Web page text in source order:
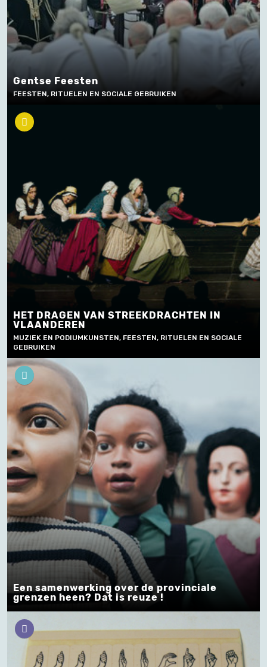
Gentse Feesten
FEESTEN, RITUELEN EN SOCIALE GEBRUIKEN
HET DRAGEN VAN STREEKDRACHTEN IN
VLAANDEREN
MUZIEK EN PODIUMKUNSTEN, FEESTEN, RITUELEN EN SOCIALE
GEBRUIKEN
Een samenwerking over de provinciale
grenzen heen? Dat is reuze !